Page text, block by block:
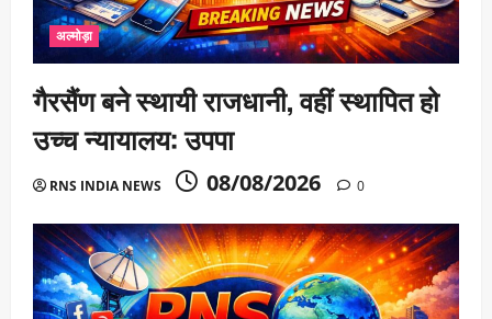
अल्मोड़ा
गैरसैंण बने स्थायी राजधानी, वहीं स्थापित हो
उच्च न्यायालय: उपपा
RNS INDIA NEWS 08/08/2026 0